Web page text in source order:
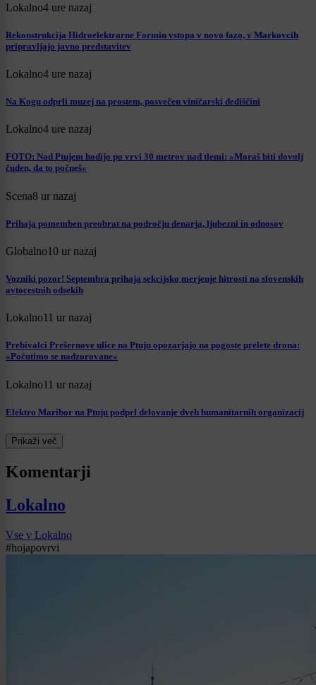
Lokalno4 ure nazaj
Rekonstrukcija Hidroelektrarne Formin vstopa v novo fazo, v Markovcih
pripravljajo javno predstavitev
Lokalno4 ure nazaj
Na Kogu odprli muzej na prostem, posvečen viničarski dediščini
Lokalno4 ure nazaj
FOTO: Nad Ptujem hodijo po vrvi 30 metrov nad tlemi: »Moraš biti dovolj
čuden, da to počneš«
Scena8 ur nazaj
Prihaja pomemben preobrat na področju denarja, ljubezni in odnosov
Globalno10 ur nazaj
Vozniki pozor! Septembra prihaja sekcijsko merjenje hitrosti na slovenskih
avtocestnih odsekih
Lokalno11 ur nazaj
Prebivalci Prešernove ulice na Ptuju opozarjajo na pogoste prelete drona:
»Počutimo se nadzorovane«
Lokalno11 ur nazaj
Elektro Maribor na Ptuju podprl delovanje dveh humanitarnih organizacij
Prikaži več
Komentarji
Lokalno
Vse v Lokalno
#hojapovrvi